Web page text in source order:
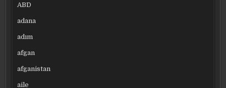
ABD
adana
adım
afgan
afganistan
aile